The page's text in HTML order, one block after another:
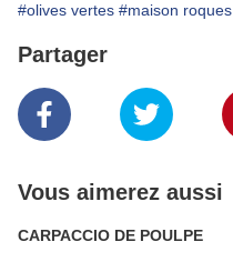
#olives vertes #maison roques
Partager
Vous aimerez aussi
CARPACCIO DE POULPE